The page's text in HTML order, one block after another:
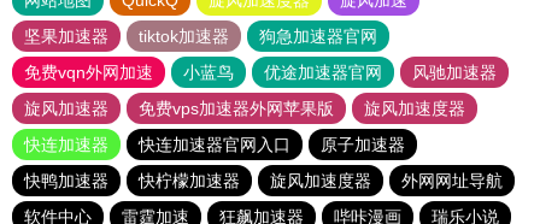
坚果加速器
tiktok加速器
狗急加速器官网
免费vqn外网加速
小蓝鸟 优途加速器官网
风驰加速器
旋风加速器
免费vps加速器外网苹果版
旋风加速度器
快连加速器
快连加速器官网入口
原子加速器
快鸭加速器
快柠檬加速器 旋风加速度器
外网网址导航
软件中心
雷霆加速 狂飙加速器 哔咔漫画 瑞乐小说